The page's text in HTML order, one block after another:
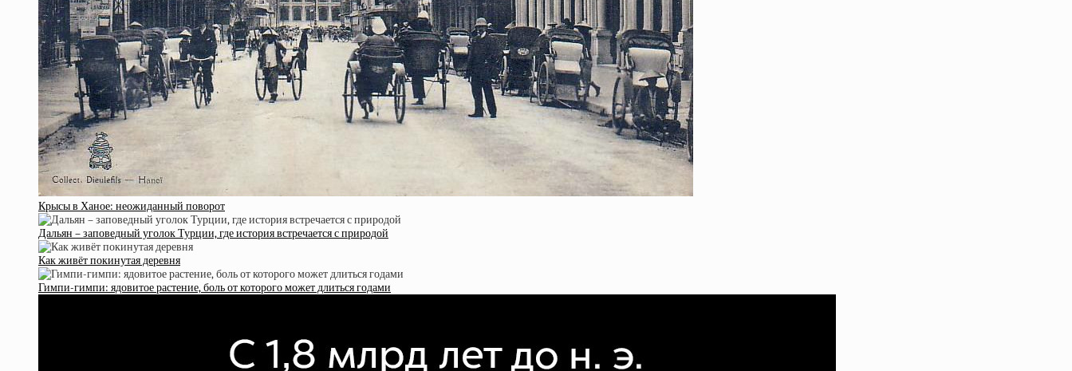
Крысы в Ханое: неожиданный поворот
Дальян – заповедный уголок Турции, где история встречается с природой
Как живёт покинутая деревня
Гимпи-гимпи: ядовитое растение, боль от которого может длиться годами